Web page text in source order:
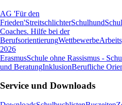
AG 'Für den
Frieden'StreitschlichterSchulhund
Coaches. Hilfe bei der
BerufsorientierungWettbewerbe
2026
ErasmusSchule ohne Rassismus -
und BeratungInklusionBerufliche
Service und Downloads